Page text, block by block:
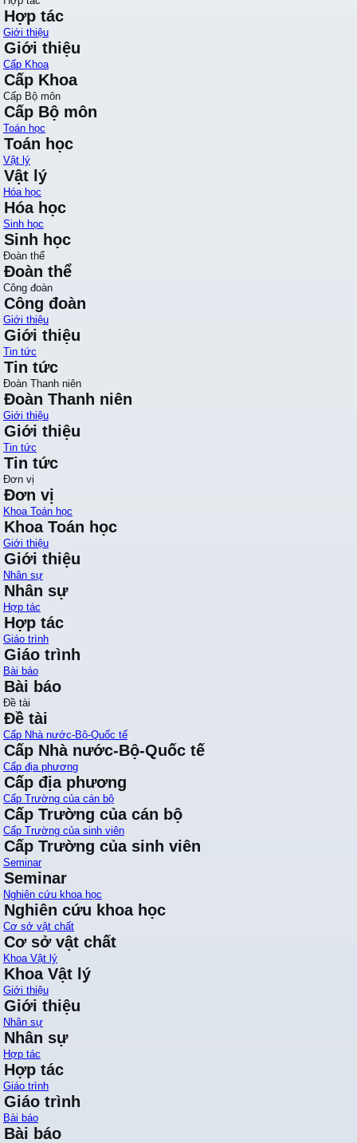
Hợp tác
Giới thiệu
Giới thiệu
Cấp Khoa
Cấp Khoa
Cấp Bộ môn
Cấp Bộ môn
Toán học
Toán học
Vật lý
Vật lý
Hóa học
Hóa học
Sinh học
Sinh học
Đoàn thể
Đoàn thể
Công đoàn
Công đoàn
Giới thiệu
Giới thiệu
Tin tức
Tin tức
Đoàn Thanh niên
Đoàn Thanh niên
Giới thiệu
Giới thiệu
Tin tức
Tin tức
Đơn vị
Đơn vị
Khoa Toán học
Khoa Toán học
Giới thiệu
Giới thiệu
Nhân sự
Nhân sự
Hợp tác
Hợp tác
Giáo trình
Giáo trình
Bài báo
Bài báo
Đề tài
Đề tài
Cấp Nhà nước-Bộ-Quốc tế
Cấp Nhà nước-Bộ-Quốc tế
Cấp địa phương
Cấp địa phương
Cấp Trường của cán bộ
Cấp Trường của cán bộ
Cấp Trường của sinh viên
Cấp Trường của sinh viên
Seminar
Seminar
Nghiên cứu khoa học
Nghiên cứu khoa học
Cơ sở vật chất
Cơ sở vật chất
Khoa Vật lý
Khoa Vật lý
Giới thiệu
Giới thiệu
Nhân sự
Nhân sự
Hợp tác
Hợp tác
Giáo trình
Giáo trình
Bài báo
Bài báo